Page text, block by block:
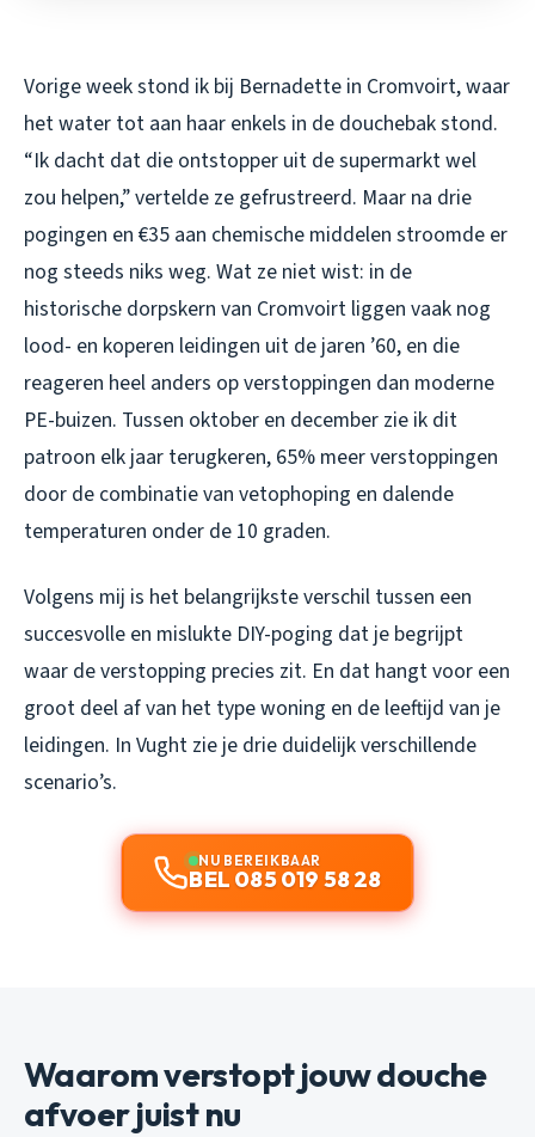
Vorige week stond ik bij Bernadette in Cromvoirt, waar
het water tot aan haar enkels in de douchebak stond.
“Ik dacht dat die ontstopper uit de supermarkt wel
zou helpen,” vertelde ze gefrustreerd. Maar na drie
pogingen en €35 aan chemische middelen stroomde er
nog steeds niks weg. Wat ze niet wist: in de
historische dorpskern van Cromvoirt liggen vaak nog
lood- en koperen leidingen uit de jaren ’60, en die
reageren heel anders op verstoppingen dan moderne
PE-buizen. Tussen oktober en december zie ik dit
patroon elk jaar terugkeren, 65% meer verstoppingen
door de combinatie van vetophoping en dalende
temperaturen onder de 10 graden.
Volgens mij is het belangrijkste verschil tussen een
succesvolle en mislukte DIY-poging dat je begrijpt
waar de verstopping precies zit. En dat hangt voor een
groot deel af van het type woning en de leeftijd van je
leidingen. In Vught zie je drie duidelijk verschillende
scenario’s.
NU BEREIKBAAR
BEL 085 019 58 28
Waarom verstopt jouw douche
afvoer juist nu